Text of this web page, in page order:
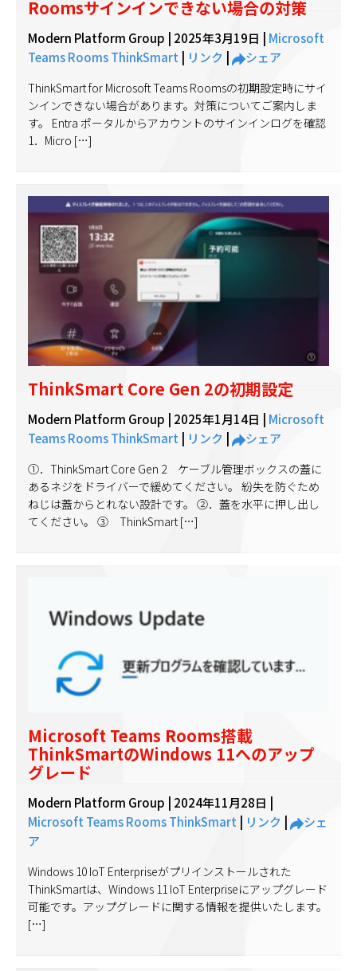
Roomsサインインできない場合の対策
Modern Platform Group | 2025年3月19日
Microsoft
Teams RoomsThinkSmart リンク シェア
ThinkSmart for Microsoft Teams Roomsの初期設定時にサイ
ンインできない場合があります。対策についてご案内しま
す。 Entra ポータルからアカウントのサインインログを確認
1．Micro […]
ThinkSmart Core Gen 2の初期設定
Modern Platform Group | 2025年1月14日
Microsoft
Teams RoomsThinkSmart リンク シェア
①．ThinkSmart Core Gen 2 ケーブル管理ボックスの蓋に
あるネジをドライバーで緩めてください。 紛失を防ぐため
ねじは蓋からとれない設計です。 ②．蓋を水平に押し出し
てください。 ③ ThinkSmart […]
Microsoft Teams Rooms搭載
ThinkSmartのWindows 11へのアップ
グレード
Modern Platform Group | 2024年11月28日
Microsoft Teams RoomsThinkSmart リンク
シェ
ア
Windows 10 IoT Enterpriseがプリインストールされた
ThinkSmartは、Windows 11 IoT Enterpriseにアップグレード
可能です。アップグレードに関する情報を提供いたします。
[…]